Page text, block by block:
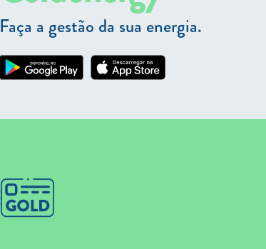
Faça a gestão da sua energia.